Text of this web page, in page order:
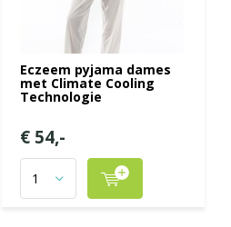
Eczeem pyjama dames
met Climate Cooling
Technologie
€ 54,-